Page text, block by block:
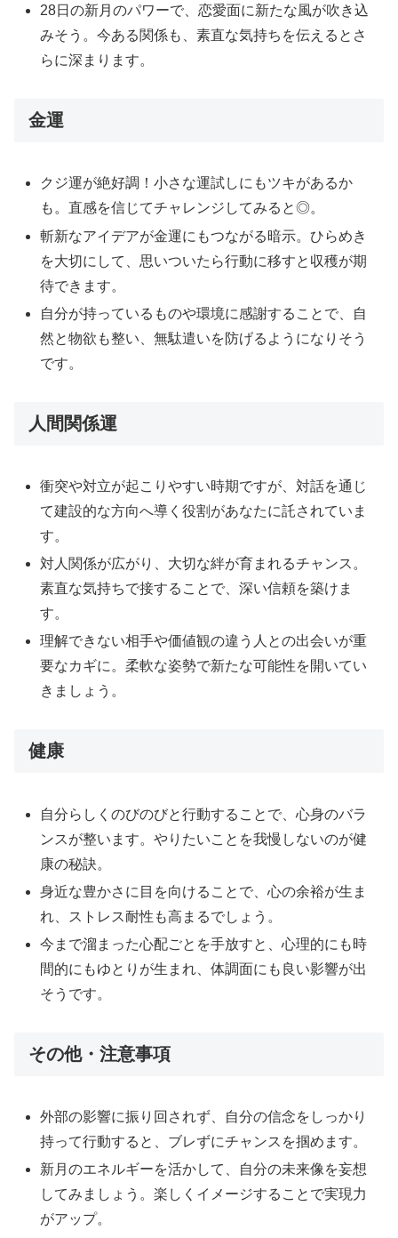
28日の新月のパワーで、恋愛面に新たな風が吹き込
みそう。今ある関係も、素直な気持ちを伝えるとさ
らに深まります。
金運
クジ運が絶好調！小さな運試しにもツキがあるか
も。直感を信じてチャレンジしてみると◎。
斬新なアイデアが金運にもつながる暗示。ひらめき
を大切にして、思いついたら行動に移すと収穫が期
待できます。
自分が持っているものや環境に感謝することで、自
然と物欲も整い、無駄遣いを防げるようになりそう
です。
人間関係運
衝突や対立が起こりやすい時期ですが、対話を通じ
て建設的な方向へ導く役割があなたに託されていま
す。
対人関係が広がり、大切な絆が育まれるチャンス。
素直な気持ちで接することで、深い信頼を築けま
す。
理解できない相手や価値観の違う人との出会いが重
要なカギに。柔軟な姿勢で新たな可能性を開いてい
きましょう。
健康
自分らしくのびのびと行動することで、心身のバラ
ンスが整います。やりたいことを我慢しないのが健
康の秘訣。
身近な豊かさに目を向けることで、心の余裕が生ま
れ、ストレス耐性も高まるでしょう。
今まで溜まった心配ごとを手放すと、心理的にも時
間的にもゆとりが生まれ、体調面にも良い影響が出
そうです。
その他・注意事項
外部の影響に振り回されず、自分の信念をしっかり
持って行動すると、ブレずにチャンスを掴めます。
新月のエネルギーを活かして、自分の未来像を妄想
してみましょう。楽しくイメージすることで実現力
がアップ。